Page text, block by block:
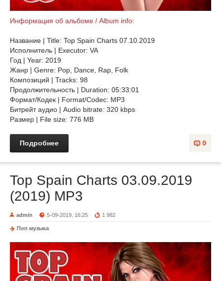
Информация об альбоме / Album info:
Название | Title: Top Spain Charts 07.10.2019
Исполнитель | Executor: VA
Год | Year: 2019
Жанр | Genre: Pop, Dance, Rap, Folk
Композиций | Tracks: 98
Продолжительность | Duration: 05:33:01
Формат/Кодек | Format/Codec: MP3
Битрейт аудио | Audio bitrate: 320 kbps
Размер | File size: 776 MB
0
Подробнее
Top Spain Charts 03.09.2019
(2019) MP3
admin 5-09-2019, 16:25 1 982
Поп музыка